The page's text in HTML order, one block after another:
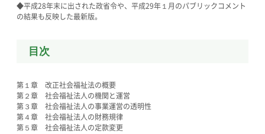
◆平成28年末に出された政省令や、平成29年１月のパブリックコメント
の結果も反映した最新版。
目次
第１章 改正社会福祉法の概要
第２章 社会福祉法人の機関と運営
第３章 社会福祉法人の事業運営の透明性
第４章 社会福祉法人の財務規律
第５章 社会福祉法人の定款変更